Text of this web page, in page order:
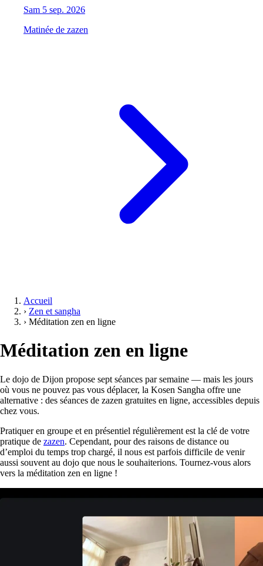
Sam 5 sep. 2026
Matinée de zazen
Accueil
› Zen et sangha
› Méditation zen en ligne
Méditation zen en ligne
Le dojo de Dijon propose sept séances par semaine — mais les jours
où vous ne pouvez pas vous déplacer, la Kosen Sangha offre une
alternative : des séances de zazen gratuites en ligne, accessibles depuis
chez vous.
Pratiquer en groupe et en présentiel régulièrement est la clé de votre
pratique de zazen. Cependant, pour des raisons de distance ou
d’emploi du temps trop chargé, il nous est parfois difficile de venir
aussi souvent au dojo que nous le souhaiterions. Tournez-vous alors
vers la méditation zen en ligne !